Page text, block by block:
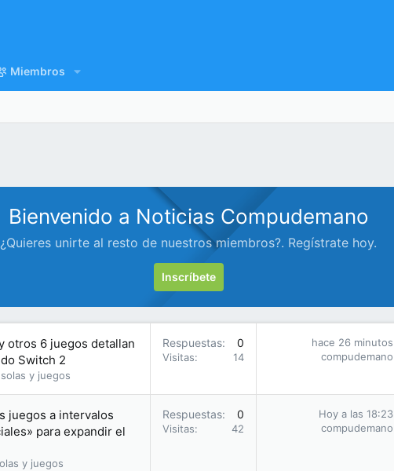
Miembros
Bienvenido a Noticias Compudemano
¿Quieres unirte al resto de nuestros miembros?. Regístrate hoy.
Inscríbete
otros 6 juegos detallan
Switch 2
y juegos
Respuestas 0
Visitas 14
hace 26 minutos
compudemano
juegos a intervalos
para expandir el
y juegos
Respuestas 0
Visitas 42
Hoy a las 18:23
compudemano